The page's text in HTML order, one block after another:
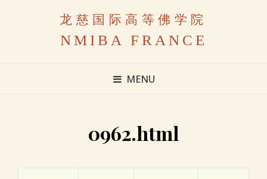
龙慈国际高等佛学院
NMIBA FRANCE
MENU
0962.html